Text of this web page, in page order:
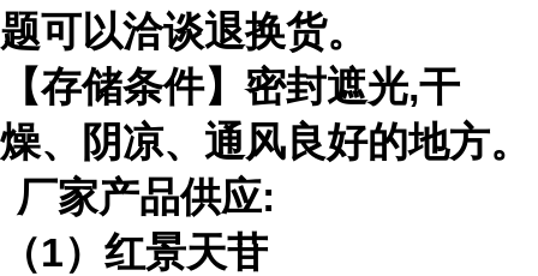
题可以洽谈退换货。
【存储条件】密封遮光,干
燥、阴凉、通风良好的地方。
厂家产品供应:
（1）红景天苷